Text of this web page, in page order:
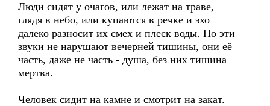
Люди сидят у очагов, или лежат на траве,
глядя в небо, или купаются в речке и эхо
далеко разносит их смех и плеск воды. Но эти
звуки не нарушают вечерней тишины, они её
часть, даже не часть - душа, без них тишина
мертва.
Человек сидит на камне и смотрит на закат.